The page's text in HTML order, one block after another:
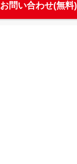
お問い合わせ(無料)